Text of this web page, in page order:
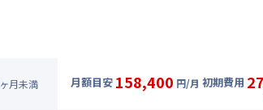
ヶ月未満 月額目安 158,400 円/月 初期費用